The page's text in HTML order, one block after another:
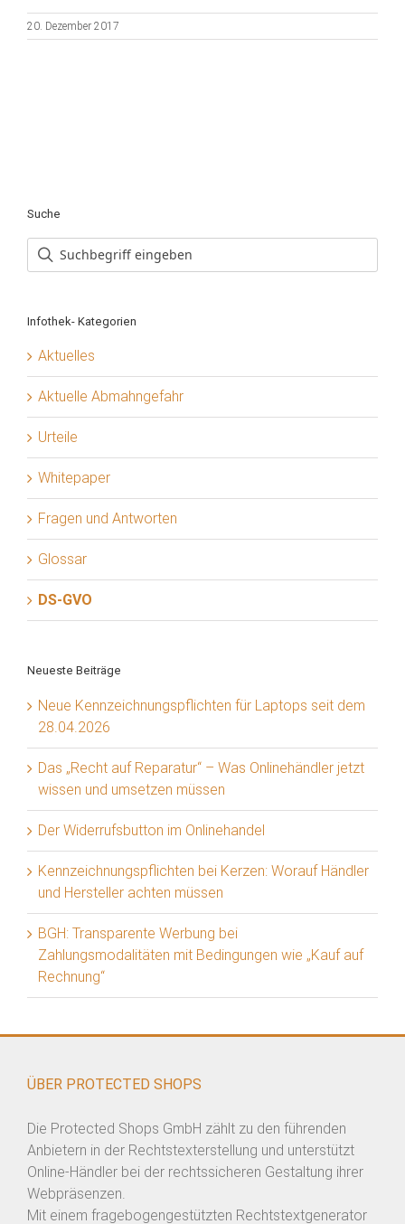
20. Dezember 2017
Suche
Infothek- Kategorien
Aktuelles
Aktuelle Abmahngefahr
Urteile
Whitepaper
Fragen und Antworten
Glossar
DS-GVO
Neueste Beiträge
Neue Kennzeichnungspflichten für Laptops seit dem
28.04.2026
Das „Recht auf Reparatur“ – Was Onlinehändler jetzt
wissen und umsetzen müssen
Der Widerrufsbutton im Onlinehandel
Kennzeichnungspflichten bei Kerzen: Worauf Händler
und Hersteller achten müssen
BGH: Transparente Werbung bei
Zahlungsmodalitäten mit Bedingungen wie „Kauf auf
Rechnung“
ÜBER PROTECTED SHOPS
Die Protected Shops GmbH zählt zu den führenden
Anbietern in der Rechtstexterstellung und unterstützt
Online-Händler bei der rechtssicheren Gestaltung ihrer
Webpräsenzen.
Mit einem fragebogengestützten Rechtstextgenerator